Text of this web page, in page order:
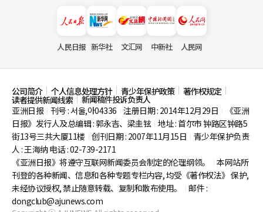
人民日报 新华社 文汇网 中新社 人民网
公司简介 个人信息处理方针 青少年保护政策 著作权规定
读者提供新闻线索
新闻稿件投诉负责人
亚洲日报
刊号 : 서울,아04336 注册日期 : 2014年12月29日
《亚洲
日报》发行人及总编辑 : 郭永吉、梁圭铉 地址 : 首尔市钟路区钟路5
街13号三共大厦11楼 创刊日期 : 2007年11月15日
青少年保护负责
人 : 王海纳 电话 : 02-739-2171
《亚洲日报》将遵守互联网新闻委员会制定的伦理纲领。
本网站所
刊登的各种新闻、信息和各种专题专栏内容, 均受《著作权法》 保护,
未经协议授权, 禁止随意转载、复制和散布使用。
邮件 :
dongclub@ajunews.com